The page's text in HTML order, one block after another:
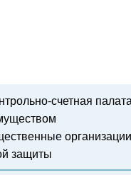
счетная
организации
защиты